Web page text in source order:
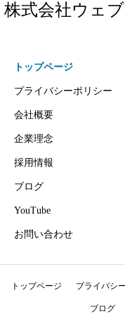
株式会社ウェ
トップページ
プライバシーポリシー
会社概要
企業理念
採用情報
ブログ
YouTube
お問い合わせ
トップページ プライバシ
ブログ